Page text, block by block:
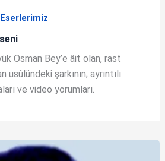
Osman Bey’e âit olan, rast
şarkının; ayrıntılı
ve video yorumları.